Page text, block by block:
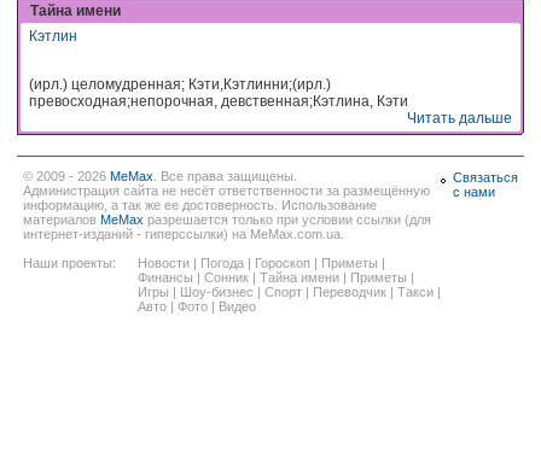
Тайна имени
Кэтлин
(ирл.) целомудренная; Кэти,Кэтлинни;(ирл.)
превосходная;непорочная, девственная;Кэтлина, Кэти
Читать дальше
© 2009 - 2026 MeMax . Все права защищены.
Администрация сайта не несёт ответственности за размещённую
информацию, а так же ее достоверность. Использование
материалов MeMax разрешается только при условии ссылки (для
интернет-изданий - гиперссылки) на MeMax.com.ua.
Наши проекты:
Новости | Погода | Гороскоп | Приметы |
Финансы | Сонник | Тайна имени | Приметы |
Игры | Шоу-бизнес | Спорт | Переводчик | Такси |
Авто | Фото | Видео
Связаться
с нами